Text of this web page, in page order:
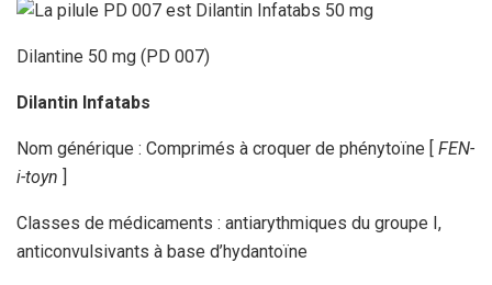
Dilantine 50 mg (PD 007)
Dilantin Infatabs
Nom générique : Comprimés à croquer de phénytoïne [ FEN-
i-toyn ]
Classes de médicaments : antiarythmiques du groupe I,
anticonvulsivants à base d’hydantoïne